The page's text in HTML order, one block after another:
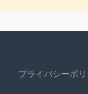
プライバシーポ